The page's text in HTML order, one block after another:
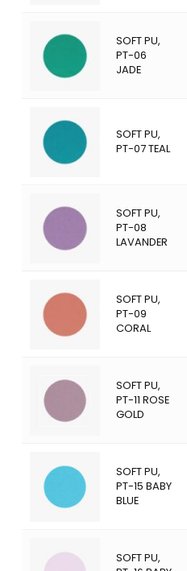
SOFT PU,
PT-06
JADE
SOFT PU,
PT-07 TEAL
SOFT PU,
PT-08
LAVANDER
SOFT PU,
PT-09
CORAL
SOFT PU,
PT-11 ROSE
GOLD
SOFT PU,
PT-15 BABY
BLUE
SOFT PU,